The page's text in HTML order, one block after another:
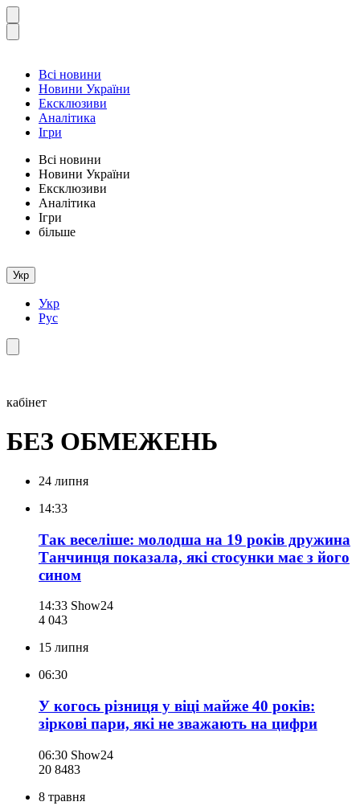
Всі новини
Новини України
Ексклюзиви
Аналітика
Ігри
Всі новини
Новини України
Ексклюзиви
Аналітика
Ігри
більше
Укр
Укр
Рус
кабінет
БЕЗ ОБМЕЖЕНЬ
24 липня
14:33
Так веселіше: молодша на 19 років дружина
Танчинця показала, які стосунки має з його
сином
14:33 Show24
4 043
15 липня
06:30
У когось різниця у віці майже 40 років:
зіркові пари, які не зважають на цифри
06:30 Show24
20 8483
8 травня